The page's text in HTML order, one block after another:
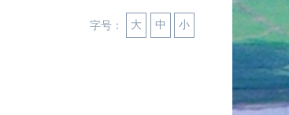
小
中
大
字号：